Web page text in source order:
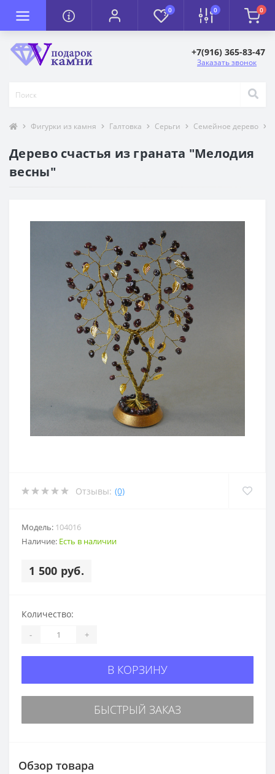
0 0 0
+7(916) 365-83-47
Заказать звонок
Фигурки из камня Галтовка Серьги Семейное дерево
Дерево счастья из граната "Мелодия
весны"
Отзывы: (0)
Модель: 104016
Наличие: Есть в наличии
1 500 руб.
Количество:
- +
В КОРЗИНУ
БЫСТРЫЙ ЗАКАЗ
Обзор товара